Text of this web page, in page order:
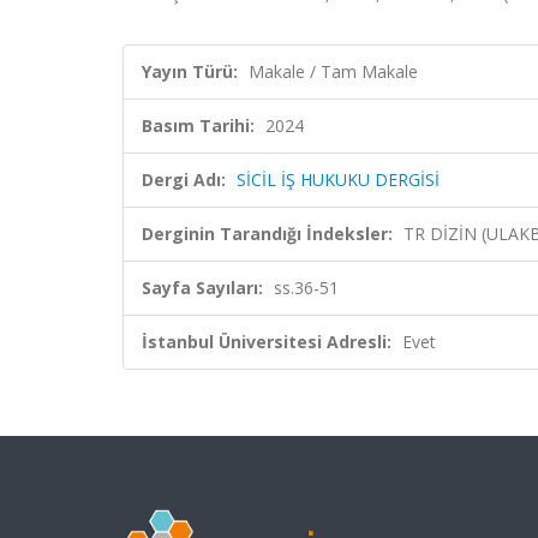
Yayın Türü: Makale / Tam Makale
Basım Tarihi: 2024
Dergi Adı: SİCİL İŞ HUKUKU DERGİSİ
Derginin Tarandığı İndeksler: TR DİZİN
Sayfa Sayıları: ss.36-51
İstanbul Üniversitesi Adresli: Evet